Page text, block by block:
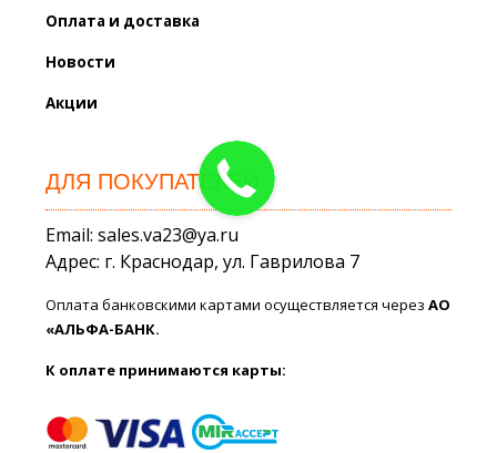
Оплата и доставка
Новости
Акции
ДЛЯ ПОКУПАТЕЛЕЙ
Email: sales.va23@ya.ru
Адрес: г. Краснодар, ул. Гаврилова 7
Оплата банковскими картами осуществляется черезАО
«АЛЬФА-БАНК.
К оплате принимаются карты: